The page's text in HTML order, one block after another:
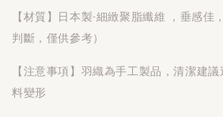
【材質】日本製-細緻聚脂纖維 ，垂感佳
判斷，僅供參考）
【注意事項】羽織為手工製品，清潔建
料變形